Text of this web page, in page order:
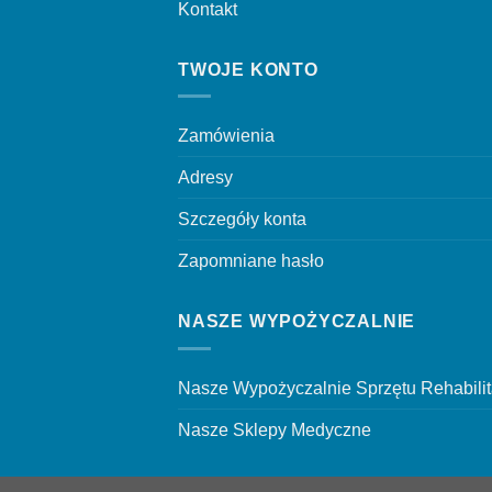
Kontakt
TWOJE KONTO
Zamówienia
Adresy
Szczegóły konta
Zapomniane hasło
NASZE WYPOŻYCZALNIE
Nasze Wypożyczalnie Sprzętu
Nasze Sklepy Medyczne